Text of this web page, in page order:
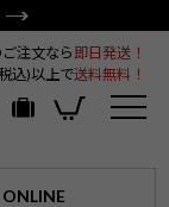
注文なら即日発送！
込)以上で送料無料！
ONLINE